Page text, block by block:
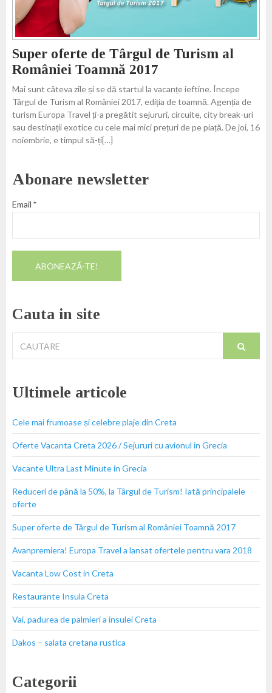
Super oferte de Târgul de Turism al
României Toamnă 2017
Mai sunt câteva zile și se dă startul la vacanțe ieftine. Începe
Târgul de Turism al României 2017, ediția de toamnă. Agenția de
turism Europa Travel ți-a pregătit sejururi, circuite, city break-uri
sau destinații exotice cu cele mai mici prețuri de pe piață. De joi, 16
noiembrie, e timpul să-ți[…]
Abonare newsletter
Email *
Cauta in site
pentru:
Ultimele articole
Cele mai frumoase și celebre plaje din Creta
Oferte Vacanta Creta 2026 / Sejururi cu avionul in Grecia
Vacante Ultra Last Minute in Grecia
Reduceri de până la 50%, la Târgul de Turism! Iată principalele
oferte
Super oferte de Târgul de Turism al României Toamnă 2017
Avanpremiera! Europa Travel a lansat ofertele pentru vara 2018
Vacanta Low Cost in Creta
Restaurante Insula Creta
Vai, padurea de palmieri a insulei Creta
Dakos – salata cretana rustica
Categorii